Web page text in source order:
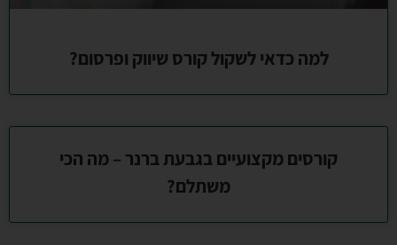
למה כדאי לשקול קורס שיווק ופרסום?
קורסים מקצועיים בגבעת ברנר – מה הכי
משתלם?